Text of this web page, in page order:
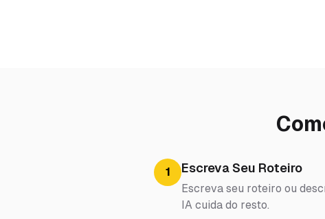
1 Escreva Seu Roteiro
Escreva seu roteiro ou
IA cuida do resto.